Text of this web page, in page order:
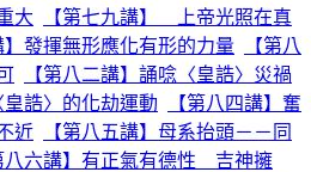
大
【第七九講】 上帝光照在真
】發揮無形應化有形的力量
【第八
【第八二講】誦唸〈皇誥〉災禍
皇誥〉的化劫運動
【第八四講】奮
近
【第八五講】母系抬頭－－同
八六講】有正氣有德性 吉神擁